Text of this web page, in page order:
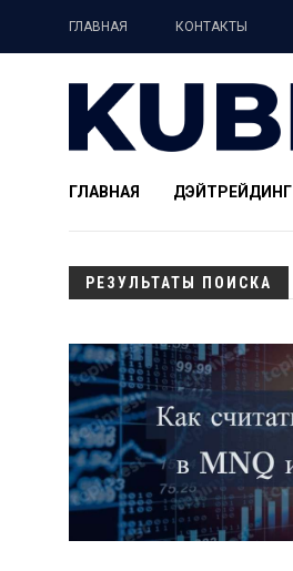
ГЛАВНАЯ КОНТАКТЫ
ГЛАВНАЯ ДЭЙТРЕЙДИНГ
РЕЗУЛЬТАТЫ ПОИСКА